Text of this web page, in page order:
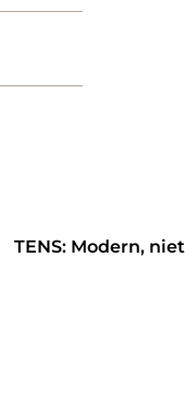
TENS: Modern,